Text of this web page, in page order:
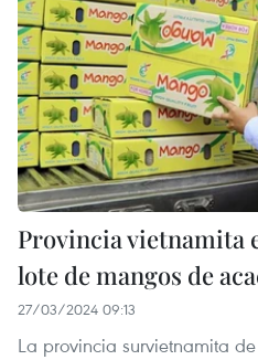
Provincia vietnamita
lote de mangos de
27/03/2024 09:13
La provincia survietnamita